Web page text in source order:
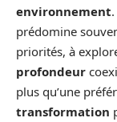
environnement
prédomine
priorités, à
profondeur
plus qu’une
transformation